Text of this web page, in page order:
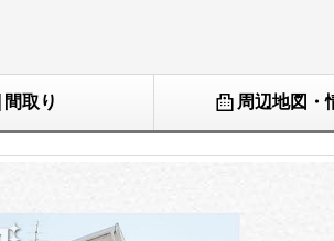
間取り 周辺地図・